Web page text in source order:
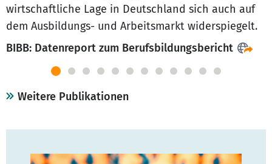
wirtschaftliche Lage in Deutschland sich auch auf
dem Ausbildungs- und Arbeitsmarkt widerspiegelt.
BIBB: Datenreport zum Berufsbildungsbericht
Weitere Publikationen